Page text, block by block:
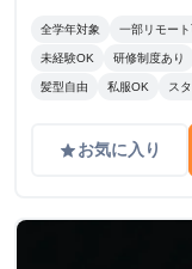
全学年対象 一部リモー
未経験OK 研修制度あり
髪型自由 私服OK ス
gradeお気に入り